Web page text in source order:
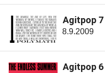
Agitpop 7
8.9.2009
Agitpop 6